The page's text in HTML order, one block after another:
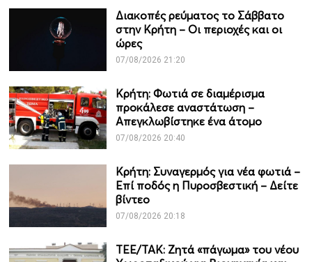
Διακοπές ρεύματος το Σάββατο
στην Κρήτη – Οι περιοχές και οι
ώρες
07/08/2026 21:20
Κρήτη: Φωτιά σε διαμέρισμα
προκάλεσε αναστάτωση –
Απεγκλωβίστηκε ένα άτομο
07/08/2026 20:40
Κρήτη: Συναγερμός για νέα φωτιά –
Επί ποδός η Πυροσβεστική – Δείτε
βίντεο
07/08/2026 20:18
ΤΕΕ/ΤΑΚ: Ζητά «πάγωμα» του νέου